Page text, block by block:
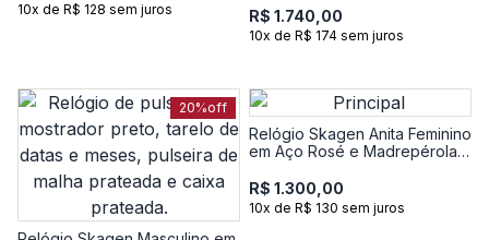
10x de R$ 128 sem juros
R$ 1.740,00
10x de R$ 174 sem juros
20%off
Relógio Skagen Anita Feminino
em Aço Rosé e Madrepérola
R$ 1.300,00
10x de R$ 130 sem juros